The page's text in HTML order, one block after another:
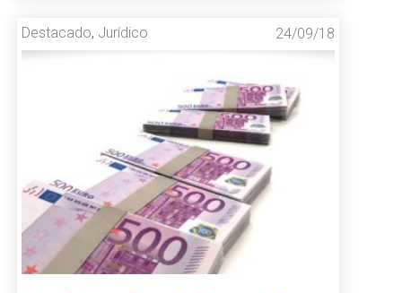
Destacado, Jurídico 24/09/18